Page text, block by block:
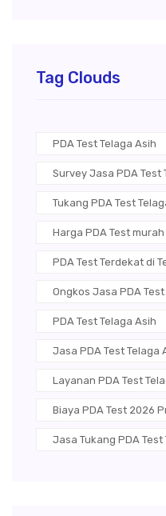
Tag Clouds
PDA Test Telaga Asih
Survey Jasa PDA Test
Tukang PDA Test
Harga PDA Test
PDA Test Terdekat di
Ongkos Jasa PDA
PDA Test Telaga Asih
Jasa PDA Test Telaga
Layanan PDA Test
Biaya PDA Test 2026
Jasa Tukang PDA Test